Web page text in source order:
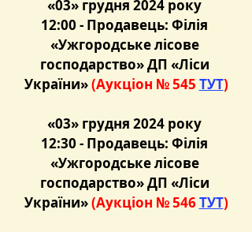
«03» грудня 2024 року
12:00 - Продавець: Філія
«Ужгородське лісове
господарство» ДП «Ліси
України» (Аукціон № 545 ТУТ)
«03» грудня 2024 року
12:30 - Продавець: Філія
«Ужгородське лісове
господарство» ДП «Ліси
України» (Аукціон № 546 ТУТ)